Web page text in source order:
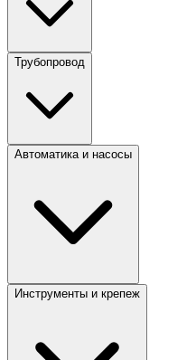
Трубопровод
Автоматика и насосы
Инструменты и крепеж